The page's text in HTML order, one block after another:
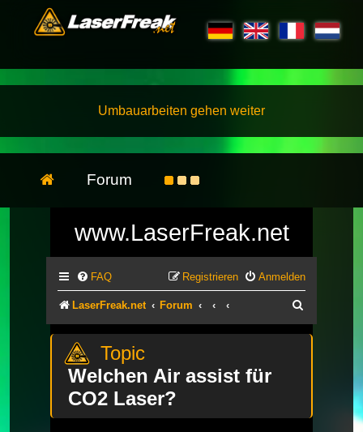
Umbauarbeiten gehen weiter
Forum
www.LaserFreak.net
FAQ Anmelden
Registrieren
LaserFreak.net Forum
Welchen Air assist für
CO2 Laser?